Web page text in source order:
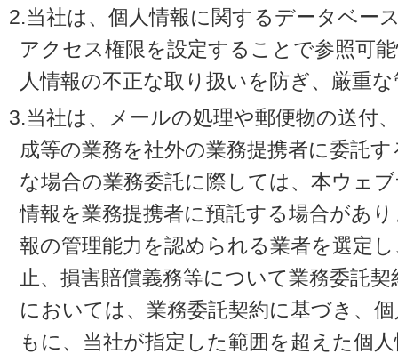
2.当社は、個人情報に関するデータベー
アクセス権限を設定することで参照可
人情報の不正な取り扱いを防ぎ、厳重
3.当社は、メールの処理や郵便物の送付
成等の業務を社外の業務提携者に委託
な場合の業務委託に際しては、本ウェ
情報を業務提携者に預託する場合があ
報の管理能力を認められる業者を選定
止、損害賠償義務等について業務委託
においては、業務委託契約に基づき、
もに、当社が指定した範囲を超えた個